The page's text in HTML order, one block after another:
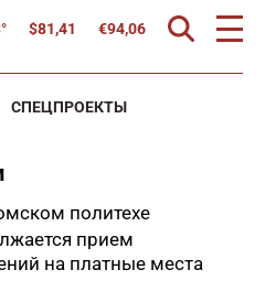
$81,41 €94,06
СПЕЦПРОЕКТЫ
политехе
прием
на платные места